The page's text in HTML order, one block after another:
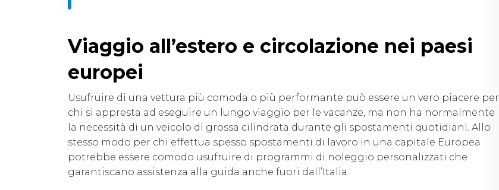
Viaggio all’estero e circolazione nei paesi
europei
Usufruire di una vettura più comoda o più performante può essere un vero piacere per
chi si appresta ad eseguire un lungo viaggio per le vacanze, ma non ha normalmente
la necessità di un veicolo di grossa cilindrata durante gli spostamenti quotidiani. Allo
stesso modo per chi effettua spesso spostamenti di lavoro in una capitale Europea
potrebbe essere comodo usufruire di programmi di noleggio personalizzati che
garantiscano assistenza alla guida anche fuori dall’Italia.